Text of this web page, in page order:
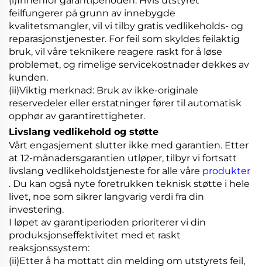
feilfungerer på grunn av innebygde
kvalitetsmangler, vil vi tilby gratis vedlikeholds- og
reparasjonstjenester. For feil som skyldes feilaktig
bruk, vil våre teknikere reagere raskt for å løse
problemet, og rimelige servicekostnader dekkes av
kunden.
(ii)Viktig merknad: Bruk av ikke-originale
reservedeler eller erstatninger fører til automatisk
opphør av garantirettigheter.
Livslang vedlikehold og støtte
Vårt engasjement slutter ikke med garantien. Etter
at 12-månadersgarantien utløper, tilbyr vi fortsatt
livslang vedlikeholdstjeneste for alle våre produkter
. Du kan også nyte foretrukken teknisk støtte i hele
livet, noe som sikrer langvarig verdi fra din
investering.
I løpet av garantiperioden prioriterer vi din
produksjonseffektivitet med et raskt
reaksjonssystem:
(ii)Etter å ha mottatt din melding om utstyrets feil,